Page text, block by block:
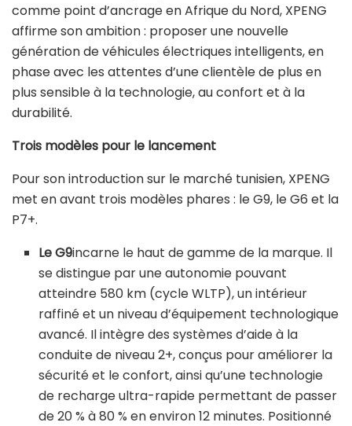
comme point d’ancrage en Afrique du Nord, XPENG
affirme son ambition : proposer une nouvelle
génération de véhicules électriques intelligents, en
phase avec les attentes d’une clientèle de plus en
plus sensible à la technologie, au confort et à la
durabilité.
Trois modèles pour le lancement
Pour son introduction sur le marché tunisien, XPENG
met en avant trois modèles phares : le G9, le G6 et la
P7+.
Le G9incarne le haut de gamme de la marque. Il
se distingue par une autonomie pouvant
atteindre 580 km (cycle WLTP), un intérieur
raffiné et un niveau d’équipement technologique
avancé. Il intègre des systèmes d’aide à la
conduite de niveau 2+, conçus pour améliorer la
sécurité et le confort, ainsi qu’une technologie
de recharge ultra-rapide permettant de passer
de 20 % à 80 % en environ 12 minutes. Positionné